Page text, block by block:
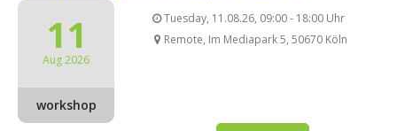
11
Aug 2026
workshop
Tuesday, 11.08.26, 09:00 - 18:00 Uhr
Remote, Im Mediapark 5, 50670 Köln